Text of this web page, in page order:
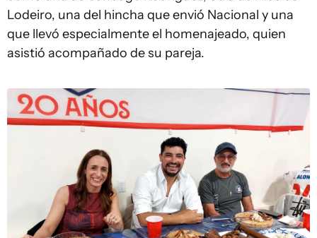
Lodeiro, una del hincha que envió Nacional y una
que llevó especialmente el homenajeado, quien
asistió acompañado de su pareja.